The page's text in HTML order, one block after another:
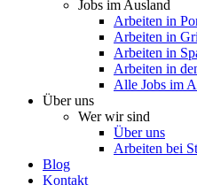
Jobs im Ausland
Arbeiten in
Arbeiten in
Arbeiten in
Arbeiten in
Alle Jobs im
Über uns
Wer wir sind
Über uns
Arbeiten bei
Blog
Kontakt